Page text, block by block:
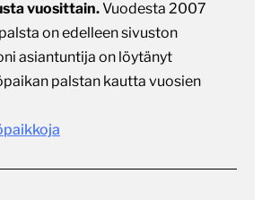
vuosittain.Vuodesta 2007
on edelleen sivuston
asiantuntija on löytänyt
palstan kautta vuosien